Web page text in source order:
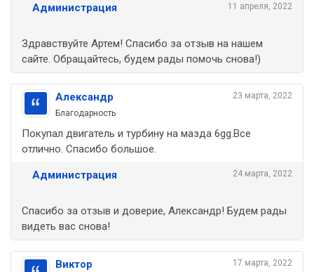
11 апреля, 2022
Администрация
Здравствуйте Артем! Спасибо за отзыв на нашем
сайте. Обращайтесь, будем рады помочь снова!)
23 марта, 2022
Александр
Благодарность
Покупал двигатель и турбину на мазда 6gg.Все
отлично. Спасибо большое.
24 марта, 2022
Администрация
Спасибо за отзыв и доверие, Александр! Будем рады
видеть вас снова!
17 марта, 2022
Виктор